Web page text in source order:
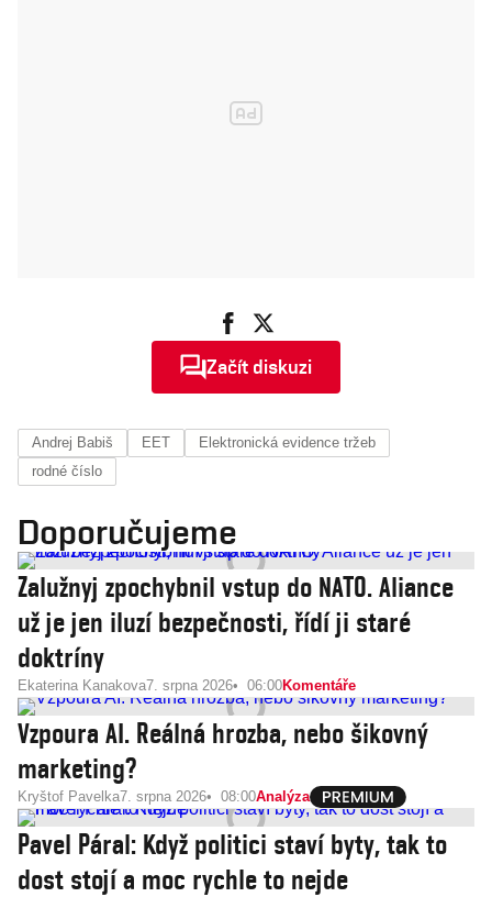
Začít diskuzi
Andrej Babiš EET
Elektronická evidence tržeb
rodné číslo
Doporučujeme
Zalužnyj zpochybnil vstup do NATO. Aliance
už je jen iluzí bezpečnosti, řídí ji staré
doktríny
Ekaterina Kanakova7. srpna 2026 06:00Komentáře
Vzpoura AI. Reálná hrozba, nebo šikovný
marketing?
Kryštof Pavelka7. srpna 2026 08:00Analýza
Pavel Páral: Když politici staví byty, tak to
dost stojí a moc rychle to nejde